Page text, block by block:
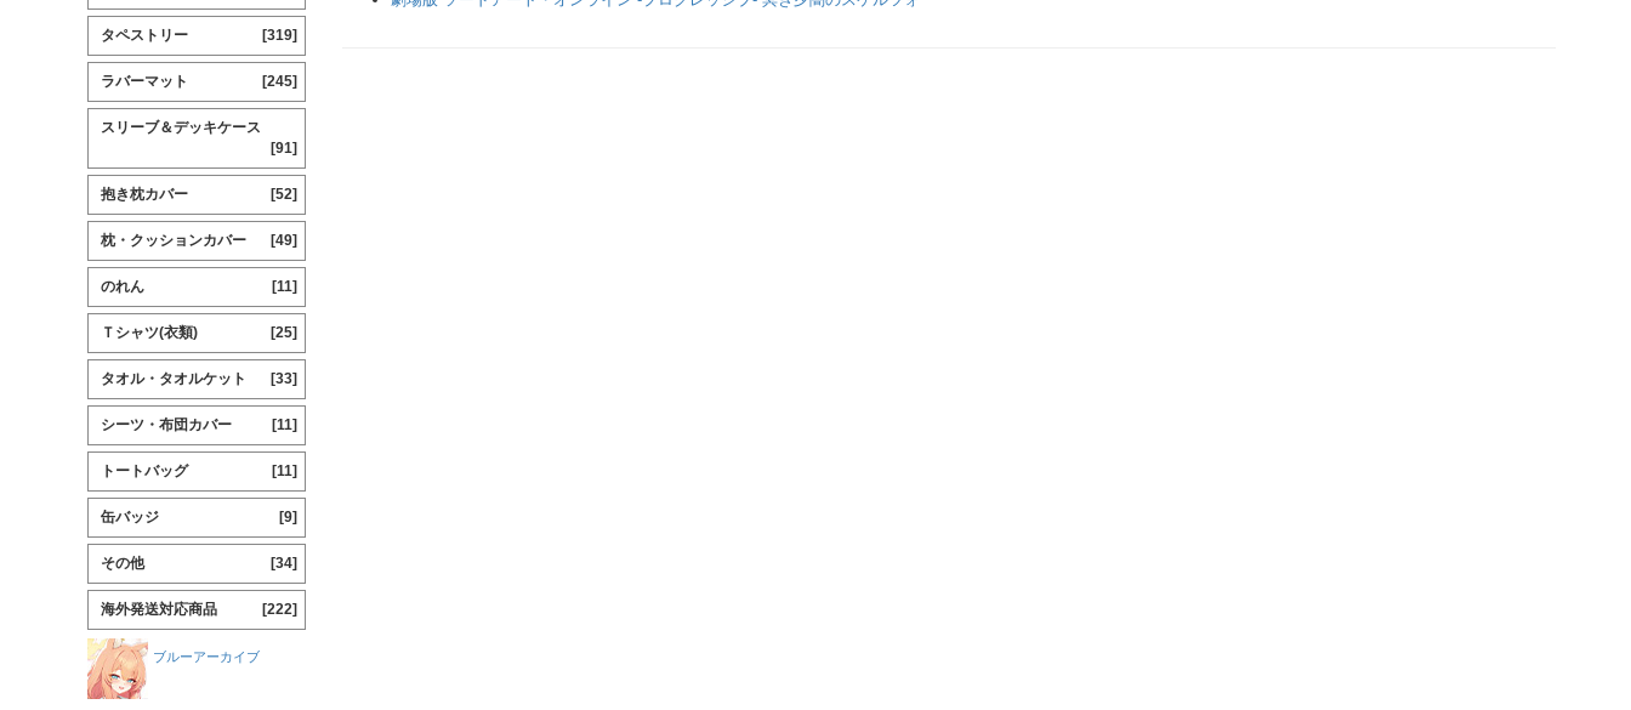
タペストリー [319]
ラバーマット [245]
スリーブ＆デッキケース
[91]
抱き枕カバー [52]
枕・クッションカバー [49]
のれん [11]
Ｔシャツ(衣類) [25]
タオル・タオルケット [33]
シーツ・布団カバー [11]
トートバッグ [11]
缶バッジ [9]
その他 [34]
海外発送対応商品 [222]
ブルーアーカイブ